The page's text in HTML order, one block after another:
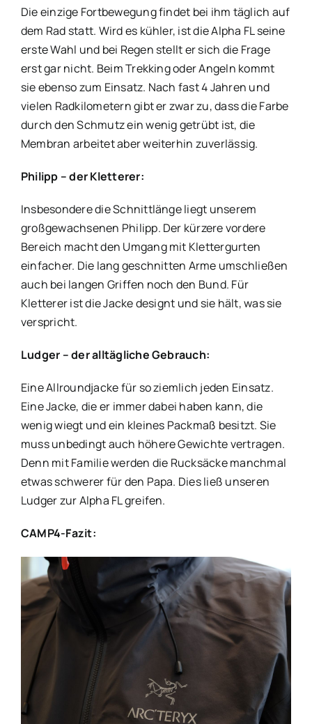
Die einzige Fortbewegung findet bei ihm täglich auf
dem Rad statt. Wird es kühler, ist die Alpha FL seine
erste Wahl und bei Regen stellt er sich die Frage
erst gar nicht. Beim Trekking oder Angeln kommt
sie ebenso zum Einsatz. Nach fast 4 Jahren und
vielen Radkilometern gibt er zwar zu, dass die Farbe
durch den Schmutz ein wenig getrübt ist, die
Membran arbeitet aber weiterhin zuverlässig.
Philipp – der Kletterer:
Insbesondere die Schnittlänge liegt unserem
großgewachsenen Philipp. Der kürzere vordere
Bereich macht den Umgang mit Klettergurten
einfacher. Die lang geschnitten Arme umschließen
auch bei langen Griffen noch den Bund. Für
Kletterer ist die Jacke designt und sie hält, was sie
verspricht.
Ludger – der alltägliche Gebrauch:
Eine Allroundjacke für so ziemlich jeden Einsatz.
Eine Jacke, die er immer dabei haben kann, die
wenig wiegt und ein kleines Packmaß besitzt. Sie
muss unbedingt auch höhere Gewichte vertragen.
Denn mit Familie werden die Rucksäcke manchmal
etwas schwerer für den Papa. Dies ließ unseren
Ludger zur Alpha FL greifen.
CAMP4-Fazit: